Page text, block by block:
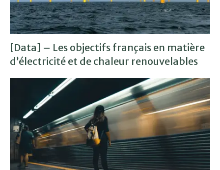
[Data] – Les objectifs français en matière
d’électricité et de chaleur renouvelables